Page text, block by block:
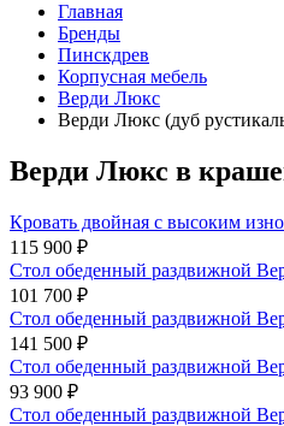
Главная
Бренды
Пинскдрев
Корпусная мебель
Верди Люкс
Верди Люкс (дуб
Верди Люкс в
Кровать двойная с высоким
115 900 ₽
Стол обеденный раздвижной
101 700 ₽
Стол обеденный раздвижной
141 500 ₽
Стол обеденный раздвижной
93 900 ₽
Стол обеденный раздвижной